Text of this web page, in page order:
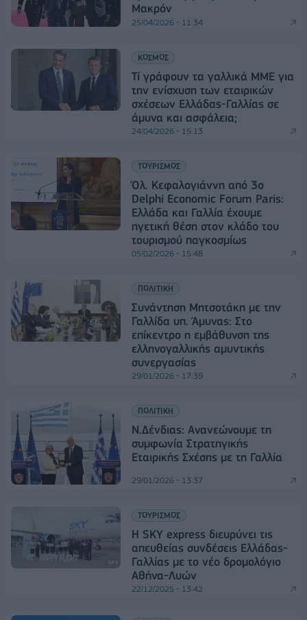
Μακρόν
25/04/2026 - 11:34
ΚΟΣΜΟΣ
Τί γράφουν τα γαλλικά ΜΜΕ για
την ενίσχυση των εταιρικών
σχέσεων Ελλάδας-Γαλλίας σε
άμυνα και ασφάλεια;
24/04/2026 - 15:13
ΤΟΥΡΙΣΜΟΣ
Όλ. Κεφαλογιάννη από 3ο
Delphi Economic Forum Paris:
Ελλάδα και Γαλλία έχουμε
ηγετική θέση στον κλάδο του
τουρισμού παγκοσμίως
05/02/2026 - 15:48
ΠΟΛΙΤΙΚΗ
Συνάντηση Μητσοτάκη με την
Γαλλίδα υπ. Άμυνας: Στο
επίκεντρο η εμβάθυνση της
ελληνογαλλικής αμυντικής
συνεργασίας
29/01/2026 - 17:39
ΠΟΛΙΤΙΚΗ
Ν.Δένδιας: Ανανεώνουμε τη
συμφωνία Στρατηγικής
Εταιρικής Σχέσης με τη Γαλλία
29/01/2026 - 13:37
ΤΟΥΡΙΣΜΟΣ
Η SKY express διευρύνει τις
απευθείας συνδέσεις Ελλάδας-
Γαλλίας με το νέο δρομολόγιο
Αθήνα-Λυών
22/12/2025 - 13:42